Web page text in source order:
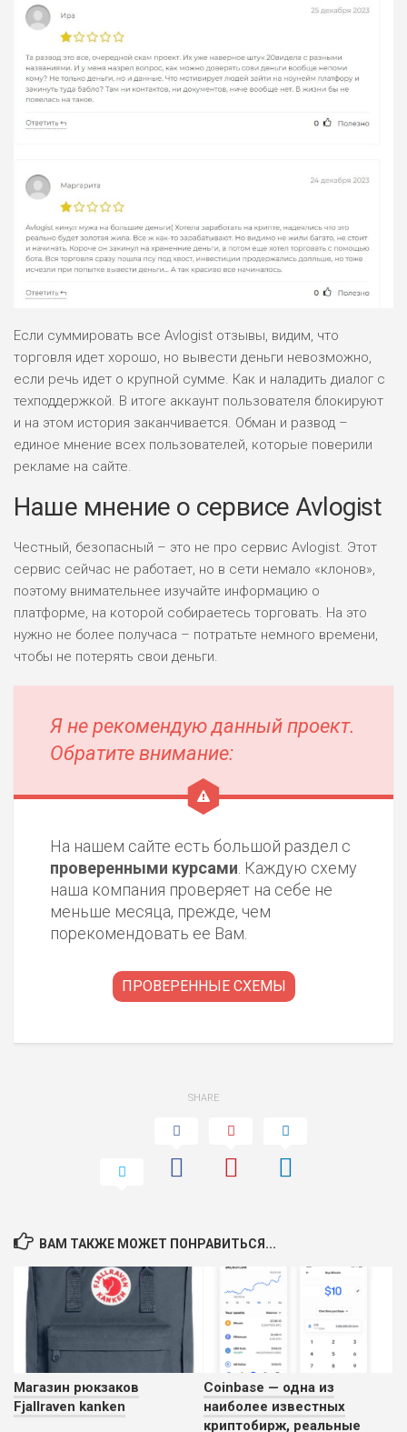
БЮДЖЕТ: ВЫСОКИЙ
ЛЮБИТЕЛЯ
М СТАВОК
РИСКИ: СРЕДНИЕ
ВСЕМ
РИСКИ: НИЗКИЕ
БЮДЖЕТ: НИЗКИЙ
ПОДОЙДЕТ
РИСКИ: НИЗКИЕ
ДОХОД: СРЕДНИЙ
ОБЗОР
Если суммировать все Avlogist отзывы, видим, что
торговля идет хорошо, но вывести деньги невозможно,
если речь идет о крупной сумме. Как и наладить диалог с
техподдержкой. В итоге аккаунт пользователя блокируют
и на этом история заканчивается. Обман и развод –
единое мнение всех пользователей, которые поверили
рекламе на сайте.
Наше мнение о сервисе Avlogist
Честный, безопасный – это не про сервис Avlogist. Этот
сервис сейчас не работает, но в сети немало «клонов»,
поэтому внимательнее изучайте информацию о
платформе, на которой собираетесь торговать. На это
нужно не более получаса – потратьте немного времени,
чтобы не потерять свои деньги.
Я не рекомендую данный проект.
Обратите внимание:
На нашем сайте есть большой раздел с
проверенными курсами. Каждую схему
наша компания проверяет на себе не
меньше месяца, прежде, чем
порекомендовать ее Вам.
ПРОВЕРЕННЫЕ СХЕМЫ
SHARE
ВАМ ТАКЖЕ МОЖЕТ ПОНРАВИТЬСЯ...
Магазин рюкзаков
Fjallraven kanken
Coinbase — одна из
наиболее известных
криптобирж, реальные